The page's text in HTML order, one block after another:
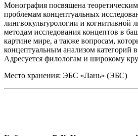
Монография посвящена
проблемам концептуальных
лингвокультурологии и когнитивной
методам исследования концептов в
картине мире, а также вопросам,
концептуальным анализом категорий в
Адресуется филологам и широкому
Место хранения: ЭБС «Лань» (ЭБС)